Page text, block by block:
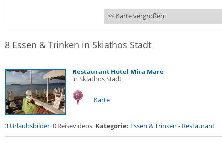
<< Karte vergrößern
8 Essen & Trinken in Skiathos Stadt
Restaurant Hotel Mira Mare
in Skiathos Stadt
Karte
3 Urlaubsbilder 0 Reisevideos Kategorie: Essen & Trinken - Restaurant